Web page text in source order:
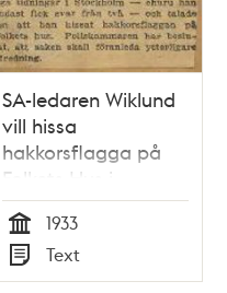
SA-ledaren Wiklund
vill hissa
hakkorsflagga på
Folkets Hus i
Stockholm 1933
Tid
1933
Typ
Text